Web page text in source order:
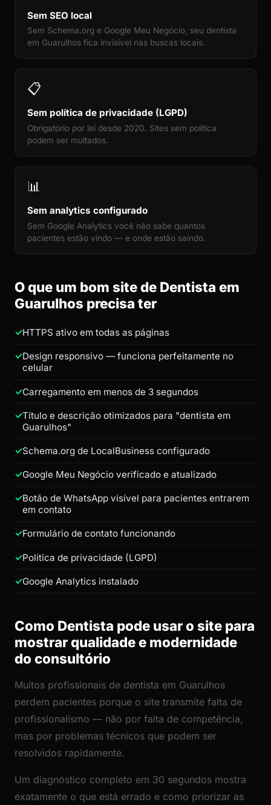
Sem SEO local
Sem Schema.org e Google Meu Negócio, seu dentista
em Guarulhos fica invisível nas buscas locais.
📋
Sem política de privacidade (LGPD)
Obrigatório por lei desde 2020. Sites sem política
podem ser multados.
📊
Sem analytics configurado
Sem Google Analytics você não sabe quantos
pacientes estão vindo — e onde estão saindo.
O que um bom site de Dentista em
Guarulhos precisa ter
HTTPS ativo em todas as páginas
Design responsivo — funciona perfeitamente no
celular
Carregamento em menos de 3 segundos
Título e descrição otimizados para "dentista em
Guarulhos"
Schema.org de LocalBusiness configurado
Google Meu Negócio verificado e atualizado
Botão de WhatsApp visível para pacientes entrarem
em contato
Formulário de contato funcionando
Política de privacidade (LGPD)
Google Analytics instalado
Como Dentista pode usar o site para
mostrar qualidade e modernidade
do consultório
Muitos profissionais de dentista em Guarulhos
perdem pacientes porque o site transmite falta de
profissionalismo — não por falta de competência,
mas por problemas técnicos que podem ser
resolvidos rapidamente.
Um diagnóstico completo em 30 segundos mostra
exatamente o que está errado e como priorizar as